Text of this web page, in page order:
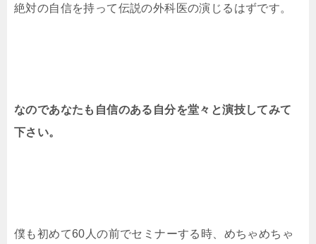
絶対の自信を持って伝説の外科医の演じるはずです。
なのであなたも自信のある自分を堂々と演技してみて
下さい。
僕も初めて60人の前でセミナーする時、めちゃめちゃ